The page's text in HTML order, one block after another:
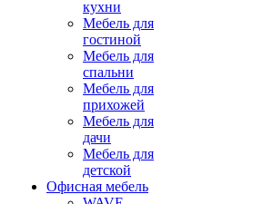
кухни
Мебель для
гостиной
Мебель для
спальни
Мебель для
прихожей
Мебель для
дачи
Мебель для
детской
Офисная мебель